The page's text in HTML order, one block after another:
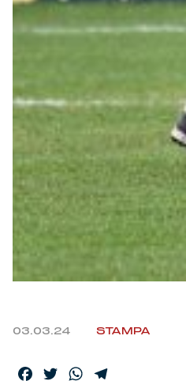
Red&Blue Voices
Kids
Accessori
03.03.24 STAMPA
Facebook
TwitterWhatsApp